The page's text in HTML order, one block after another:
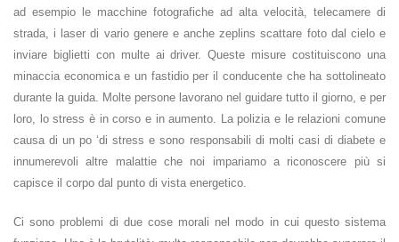
ad esempio le macchine fotografiche ad alta velocità, telecamere di
strada, i laser di vario genere e anche zeplins scattare foto dal cielo e
inviare biglietti con multe ai driver. Queste misure costituiscono una
minaccia economica e un fastidio per il conducente che ha sottolineato
durante la guida. Molte persone lavorano nel guidare tutto il giorno, e per
loro, lo stress è in corso e in aumento. La polizia e le relazioni comune
causa di un po ‘di stress e sono responsabili di molti casi di diabete e
innumerevoli altre malattie che noi impariamo a riconoscere più si
capisce il corpo dal punto di vista energetico.
Ci sono problemi di due cose morali nel modo in cui questo sistema